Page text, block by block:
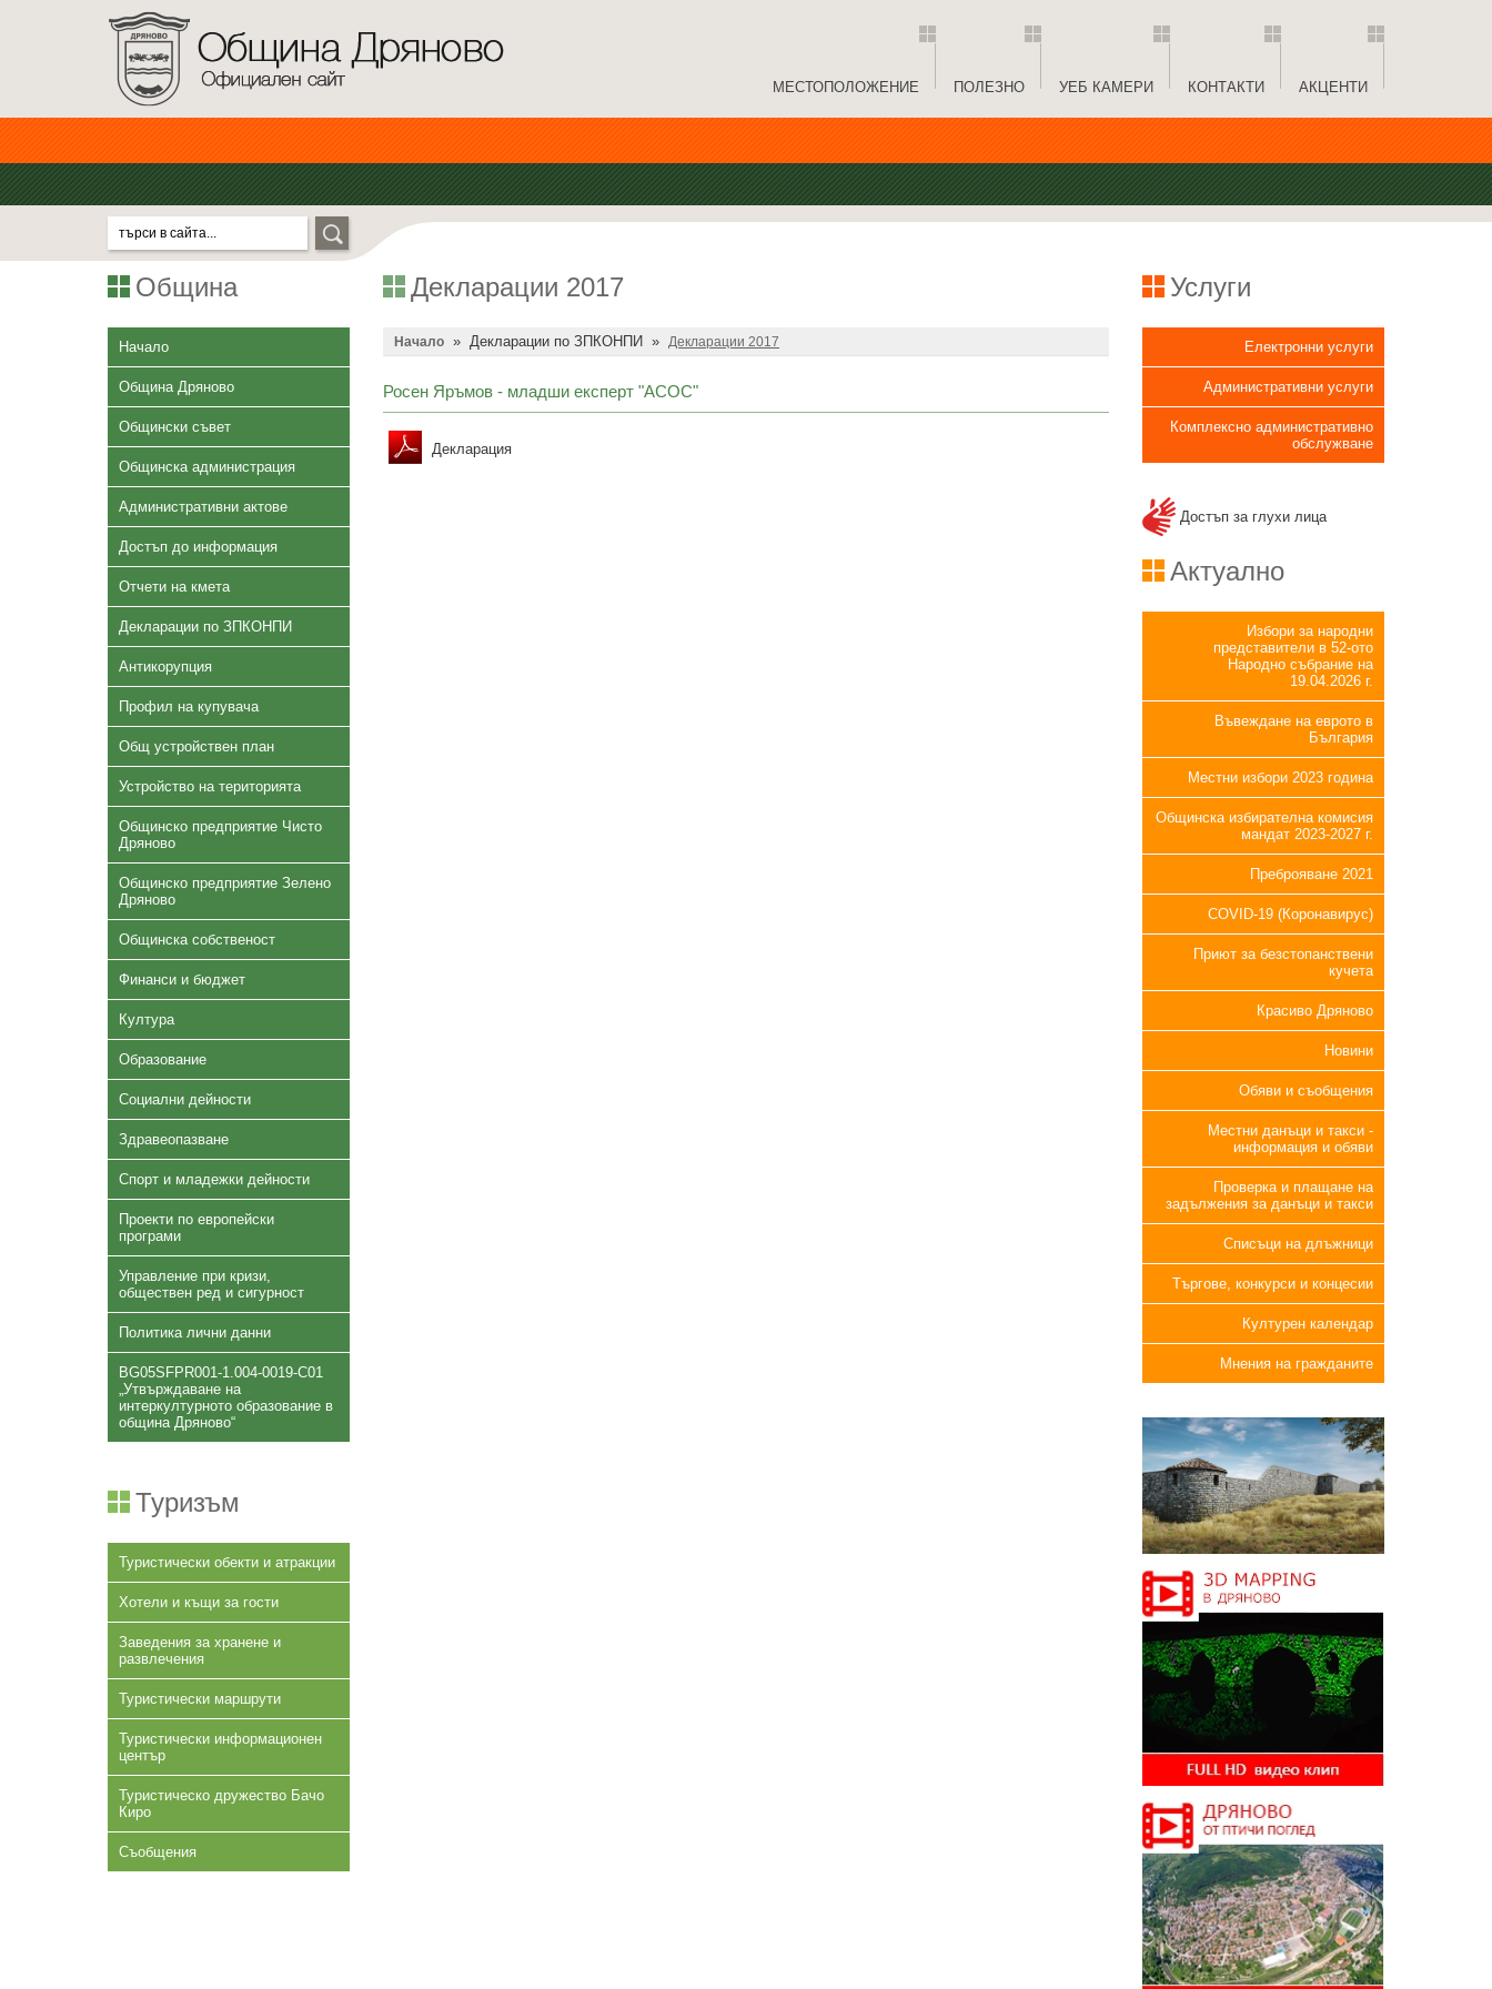
МЕСТОПОЛОЖЕНИЕ ПОЛЕЗНО УЕБ КАМЕРИ КОНТАКТИ АКЦЕНТИ
Община
Начало
Община Дряново
Общински съвет
Общинска администрация
Административни актове
Достъп до информация
Отчети на кмета
Декларации по ЗПКОНПИ
Антикорупция
Профил на купувача
Общ устройствен план
Устройство на територията
Общинско предприятие Чисто
Дряново
Общинско предприятие Зелено
Дряново
Общинска собственост
Финанси и бюджет
Култура
Образование
Социални дейности
Здравеопазване
Спорт и младежки дейности
Проекти по европейски
програми
Управление при кризи,
обществен ред и сигурност
Политика лични данни
BG05SFPR001-1.004-0019-C01
„Утвърждаване на
интеркултурното образование в
община Дряново“
Туризъм
Туристически обекти и атракции
Хотели и къщи за гости
Заведения за хранене и
развлечения
Туристически маршрути
Туристически информационен
център
Туристическо дружество Бачо
Киро
Съобщения
Декларации 2017
Начало » Декларации по ЗПКОНПИ » Декларации 2017
Росен Яръмов - младши експерт "АСОС"
Декларация
Услуги
Електронни услуги
Административни услуги
Комплексно административно
обслужване
Достъп за глухи лица
Актуално
Избори за народни
представители в 52-ото
Народно събрание на
19.04.2026 г.
Въвеждане на еврото в
България
Местни избори 2023 година
Общинска избирателна комисия
мандат 2023-2027 г.
Преброяване 2021
COVID-19 (Коронавирус)
Приют за безстопанствени
кучета
Красиво Дряново
Новини
Обяви и съобщения
Местни данъци и такси -
информация и обяви
Проверка и плащане на
задължения за данъци и такси
Списъци на длъжници
Търгове, конкурси и концесии
Културен календар
Мнения на гражданите